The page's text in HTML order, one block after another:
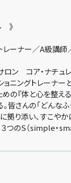
》
レーナー／A級講
サロン コア・ナチ
ニングトレーナー
の『体と心を整え
皆さんの「どんな
拠り添い、すこや
つのS（simple・